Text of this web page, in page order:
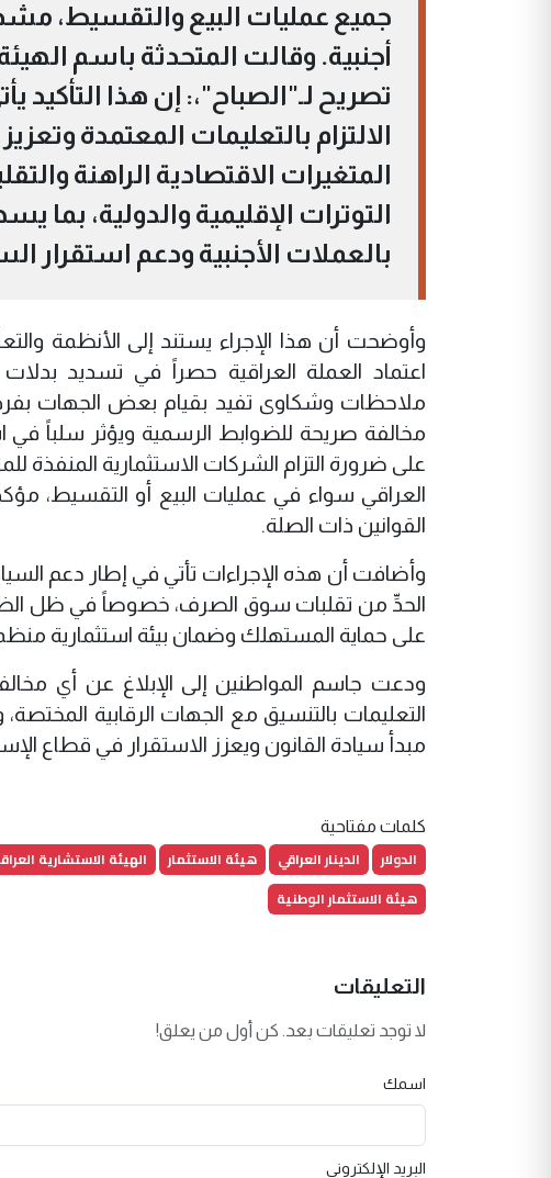
جميع عمليات البيع والتقسيط،
أجنبية. ‏وقالت المتحدثة باسم
تصريح لـ"الصباح"،: إن هذا
الالتزام بالتعليمات المعتمدة
المتغيرات الاقتصادية الراهنة
التوترات الإقليمية والدولية،
بالعملات الأجنبية ودعم استقرار
اعتماد العملة العراقية حصراً في تسديد
ملاحظات وشكاوى تفيد بقيام بعض الجهات
مخالفة صريحة للضوابط الرسمية ويؤثر سلباً
على ضرورة التزام الشركات الاستثمارية المنفذة
العراقي سواء في عمليات البيع أو التقسيط،
القوانين ذات الصلة.
‏وأضافت أن هذه الإجراءات تأتي في إطار دعم
الحدِّ من تقلبات سوق الصرف، خصوصاً في ظل
على حماية المستهلك وضمان بيئة استثمارية
‏ودعت جاسم المواطنين إلى الإبلاغ عن أي
التعليمات بالتنسيق مع الجهات الرقابية المختصة،
مبدأ سيادة القانون ويعزز الاستقرار في قطاع
كلمات مفتاحية
الدولار الدينار العراقي هيئة الاستثمار الهيئة الاستشارية
هيئة الاستثمار الوطنية
التعليقات
لا توجد تعليقات بعد. كن أول من يعلق!
اسمك
البريد الإلكتروني